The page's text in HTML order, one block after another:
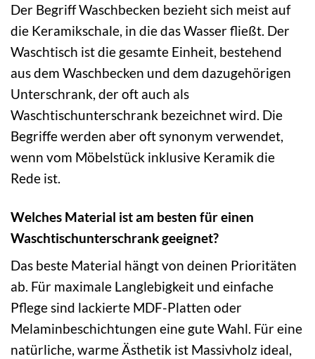
Der Begriff Waschbecken bezieht sich meist auf
die Keramikschale, in die das Wasser fließt. Der
Waschtisch ist die gesamte Einheit, bestehend
aus dem Waschbecken und dem dazugehörigen
Unterschrank, der oft auch als
Waschtischunterschrank bezeichnet wird. Die
Begriffe werden aber oft synonym verwendet,
wenn vom Möbelstück inklusive Keramik die
Rede ist.
Welches Material ist am besten für einen
Waschtischunterschrank geeignet?
Das beste Material hängt von deinen Prioritäten
ab. Für maximale Langlebigkeit und einfache
Pflege sind lackierte MDF-Platten oder
Melaminbeschichtungen eine gute Wahl. Für eine
natürliche, warme Ästhetik ist Massivholz ideal,